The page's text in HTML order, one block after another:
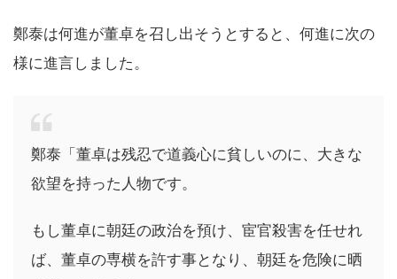
鄭泰は何進が董卓を召し出そうとすると、何進に次の
様に進言しました。
鄭泰「董卓は残忍で道義心に貧しいのに、大きな
欲望を持った人物です。
もし董卓に朝廷の政治を預け、宦官殺害を任せれ
ば、董卓の専横を許す事となり、朝廷を危険に晒